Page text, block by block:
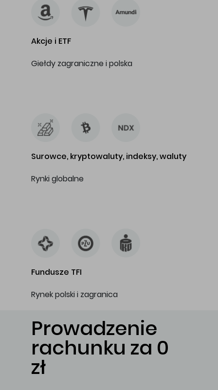
Akcje i ETF
Giełdy zagraniczne i polska
Surowce, kryptowaluty, indeksy, waluty
Rynki globalne
Fundusze TFI
Rynek polski i zagranica
Prowadzenie
rachunku za 0
zł